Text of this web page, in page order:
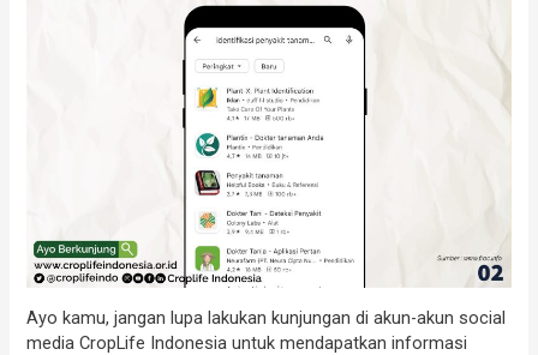
Ayo kamu, jangan lupa lakukan kunjungan di akun-akun social
media CropLife Indonesia untuk mendapatkan informasi